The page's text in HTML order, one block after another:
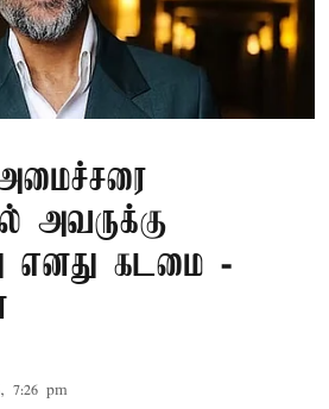
அவருக்கு
எனது கடமை -
7:26 pm